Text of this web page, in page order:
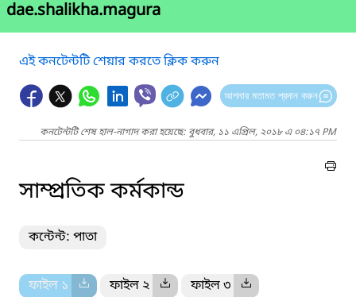
dae.shalikha.magura
এই কনটেন্টটি শেয়ার করতে ক্লিক করুন
আপনার মতামত প্রদান করুন
কনটেন্টটি শেষ হাল-নাগাদ করা হয়েছে: বুধবার, ১১ এপ্রিল, ২০১৮ এ ০৪:১৭ PM
সাম্প্রতিক কর্মকান্ড
কন্টেন্ট: পাতা
ফাইল ১ ফাইল ২ ফাইল ৩